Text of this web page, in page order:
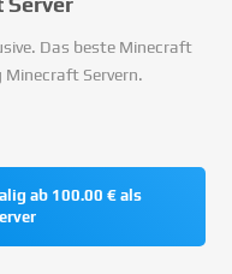
Das beste Minecraft
Minecraft Servern.
ab 100.00 € als